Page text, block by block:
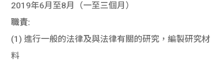
2019年6月至8月（一至三個月）
職責:
(1) 進行一般的法律及與法律有關的研究，編製研究材
料